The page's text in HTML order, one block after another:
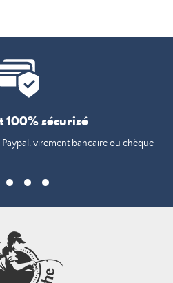
100% sécurisé
virement bancaire ou chèque